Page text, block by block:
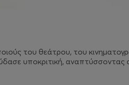
του θεάτρου, του
υποκριτική,